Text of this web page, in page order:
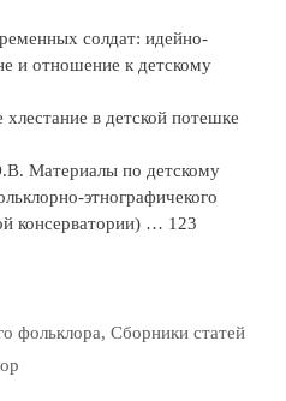
солдат: идейно-
и отношение к детскому
в детской потешке
Материалы по детскому
этнографичекого
консерватории) … 123
фольклора, Сборники статей